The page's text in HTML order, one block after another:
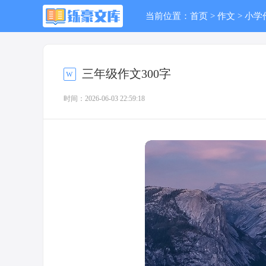
当前位置： 首页 > 作文 > 小学
三年级作文300字
时间：2026-06-03 22:59:18